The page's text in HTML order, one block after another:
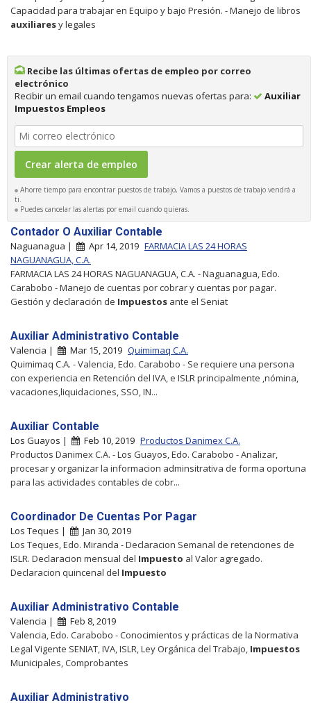
Capacidad para trabajar en Equipo y bajo Presión. - Manejo de libros
auxiliaresy legales
Recibe las últimas ofertas de empleo por correo
electrónico
Recibir un email cuando tengamos nuevas ofertas para:
Auxiliar
Impuestos Empleos
Ahorre tiempo para encontrar puestos de trabajo, Vamos a puestos de trabajo vendrá a
ti.
Puedes cancelar las alertas por email cuando quieras.
Contador O Auxiliar Contable
Naguanagua | Apr 14, 2019 FARMACIA LAS 24 HORAS
NAGUANAGUA, C.A.
FARMACIA LAS 24 HORAS NAGUANAGUA, C.A. - Naguanagua, Edo.
Carabobo - Manejo de cuentas por cobrar y cuentas por pagar.
Gestión y declaración de Impuestos ante el Seniat
Auxiliar Administrativo Contable
Valencia | Mar 15, 2019 Quimimaq C.A.
Quimimaq C.A. - Valencia, Edo. Carabobo - Se requiere una persona
con experiencia en Retención del IVA, e ISLR principalmente ,nómina,
vacaciones,liquidaciones, SSO, IN...
Auxiliar Contable
Los Guayos | Feb 10, 2019 Productos Danimex C.A.
Productos Danimex C.A. - Los Guayos, Edo. Carabobo - Analizar,
procesar y organizar la informacion adminsitrativa de forma oportuna
para las actividades contables de cobr...
Coordinador De Cuentas Por Pagar
Los Teques |
Jan 30, 2019
Los Teques, Edo. Miranda - Declaracion Semanal de retenciones de
ISLR. Declaracion mensual del Impuesto al Valor agregado.
Declaracion quincenal del Impuesto
Auxiliar Administrativo Contable
Valencia |
Feb 8, 2019
Valencia, Edo. Carabobo - Conocimientos y prácticas de la Normativa
Legal Vigente SENIAT, IVA, ISLR, Ley Orgánica del Trabajo, Impuestos
Municipales, Comprobantes
Auxiliar Administrativo